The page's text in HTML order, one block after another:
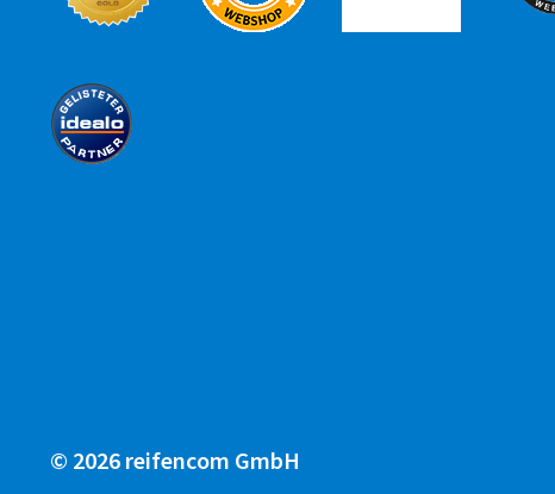
© 2026 reifencom GmbH